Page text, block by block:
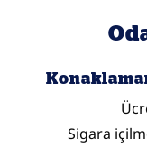
Sigara